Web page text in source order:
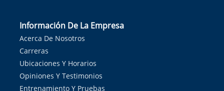
Información De La Empresa
Acerca De Nosotros
Carreras
Ubicaciones Y Horarios
Opiniones Y Testimonios
Entrenamiento Y Pruebas